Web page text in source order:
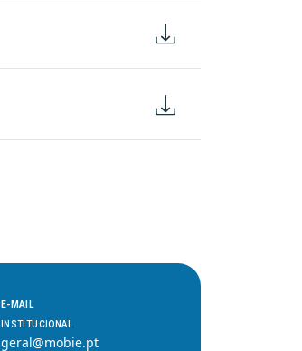
E-MAIL
INSTITUCIONAL
geral@mobie.pt